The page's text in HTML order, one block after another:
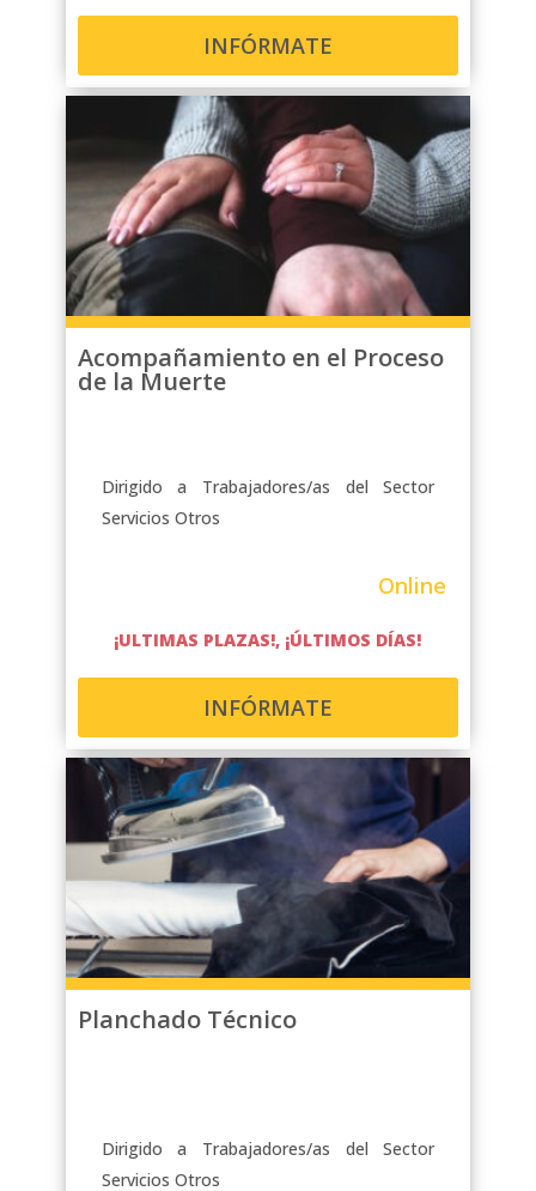
INFÓRMATE
Acompañamiento en el Proceso
de la Muerte
Dirigido a Trabajadores/as del Sector
Servicios Otros
Online
¡ULTIMAS PLAZAS!, ¡ÚLTIMOS DÍAS!
INFÓRMATE
Planchado Técnico
Dirigido a Trabajadores/as del Sector
Servicios Otros